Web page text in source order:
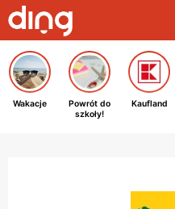
Wakacje
Powrót do
szkoły!
Kaufland